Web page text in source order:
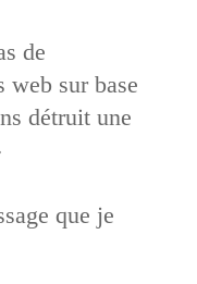
de
web sur base
détruit une
que je